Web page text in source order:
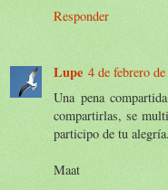
Responder
Lupe 4 de febrero
Una pena
compartirlas, se
participo de tu
Maat